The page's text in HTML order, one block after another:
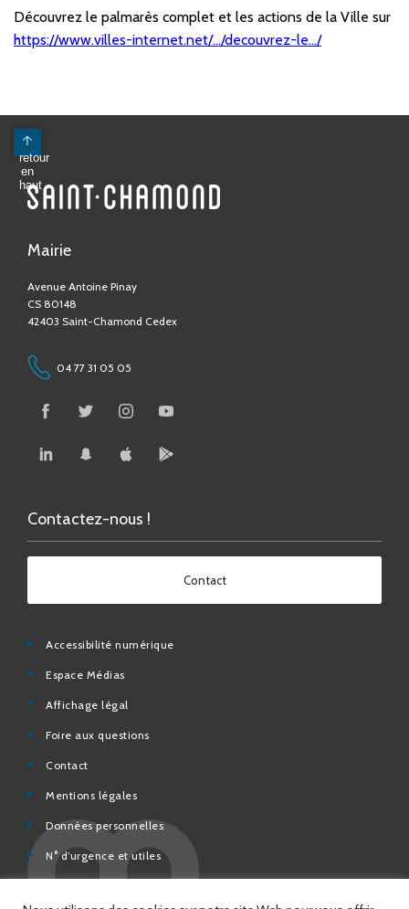
Découvrez le palmarès complet et les actions de la Ville sur
https://www.villes-internet.net/…/decouvrez-le…/
Mairie
Avenue Antoine Pinay
04 77 31 05 05
Contact
Accessibilité numérique
Charte de modération et de bonne conduite des Réseaux
sociaux de la Ville de Saint-Chamond